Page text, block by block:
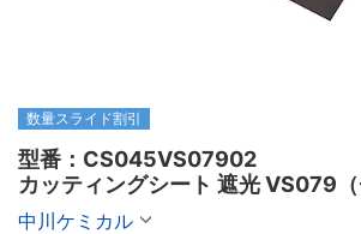
数量スライド割引
型番：CS045VS07902
カッティングシート 遮光 VS079
ー）
中川ケミカル